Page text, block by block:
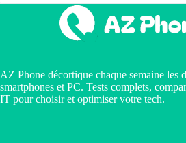
AZ Phone décortique chaque semaine les
smartphones et PC. Tests complets,
IT pour choisir et optimiser votre tech.